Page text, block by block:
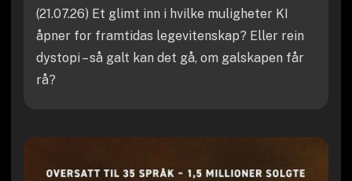
(21.07.26) Et glimt inn i hvilke muligheter KI
åpner for framtidas legevitenskap? Eller rein
dystopi – så galt kan det gå, om galskapen får
rå?